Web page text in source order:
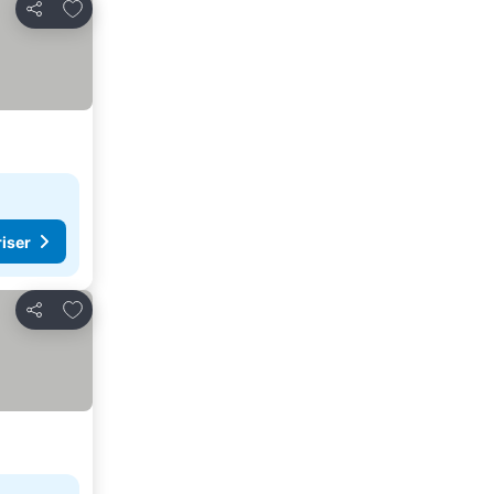
Del
Legg til i favoritter
Del
Legg til i favoritter